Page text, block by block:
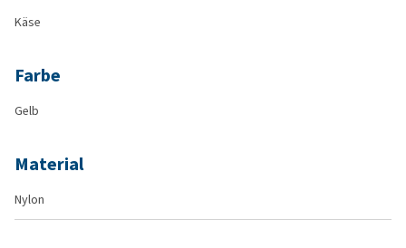
Käse
Farbe
Gelb
Material
Nylon